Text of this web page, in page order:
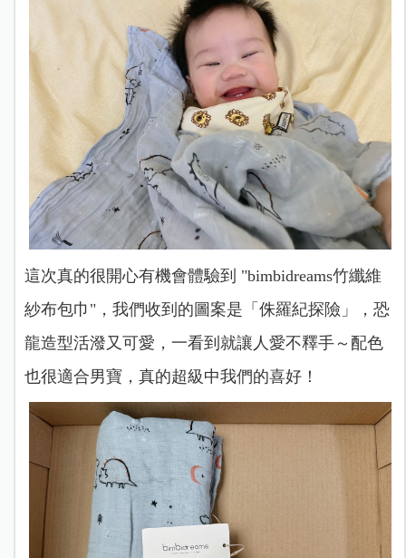
這次真的很開心有機會體驗到 "bimbidreams竹纖維
紗布包巾"，我們收到 的圖案是「侏羅紀探險」，恐
龍造型活潑又可愛，一看到就讓人愛不釋手～配色
也很適合男寶，真的超級中我們的喜好！